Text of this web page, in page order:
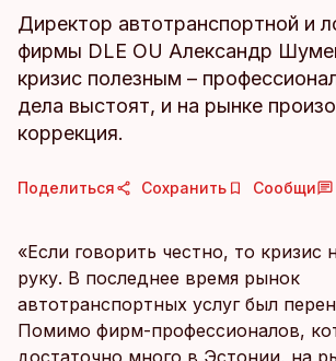
Директор автотранспортной и
фирмы DLE OU Александр
кризис полезным –
дела выстоят, и на рынке
коррекция.
Поделиться Сохранить Сообщи
«Если говорить честно, то кризис
руку. В последнее время рынок
автотранспортных услуг был
Помимо фирм-профессионалов,
достаточно много в Эстонии, на